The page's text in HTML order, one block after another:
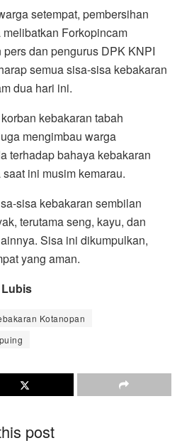
setempat, pembersihan
Forkopincam
dan pengurus DPK KNPI
semua sisa-sisa kebakaran
dua hari ini.
kebakaran tabah
mengimbau warga
terhadap bahaya kebakaran
ini musim kemarau.
sisa kebakaran sembilan
terutama seng, kayu, dan
Sisa ini dikumpulkan,
yang aman.
Kotanopan
post